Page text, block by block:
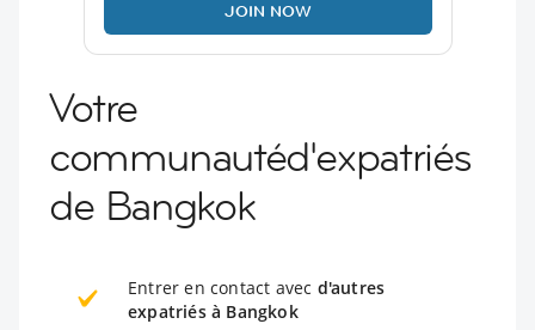
JOIN NOW
Votre
communautéd'expatriés
de Bangkok
Entrer en contact avec d'autres
expatriés à Bangkok